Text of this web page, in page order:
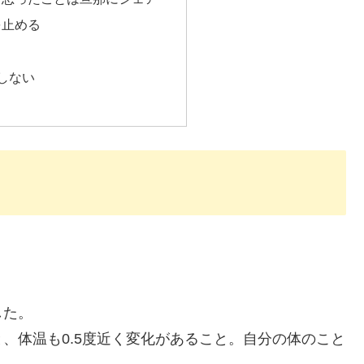
める
ない
。
体温も0.5度近く変化があること。自分の体のこと